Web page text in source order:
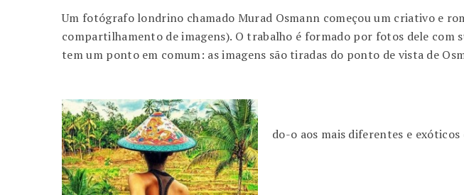
Um fotógrafo londrino chamado Murad Osmann começou um criativo e
compartilhamento de imagens). O trabalho é formado por fotos dele com
tem um ponto em comum: as imagens são tiradas do ponto de vista de
do-o aos mais diferentes e exóticos